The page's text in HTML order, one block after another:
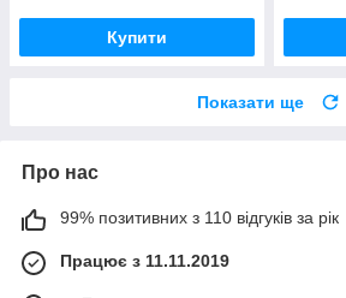
Купити
Показати ще
Про нас
99% позитивних з 110 відгуків за рік
Працює з 11.11.2019